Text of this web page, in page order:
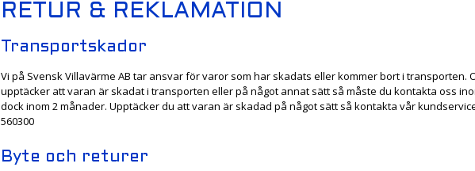
RETUR & REKLAMATION
Transportskador
Vi på Svensk Villavärme AB tar ansvar för varor som har skadats eller kommer bort i transporten.
upptäcker att varan är skadat i transporten eller på något annat sätt så måste du kontakta oss
dock inom 2 månader. Upptäcker du att varan är skadad på något sätt så kontakta vår
560300
Byte och returer